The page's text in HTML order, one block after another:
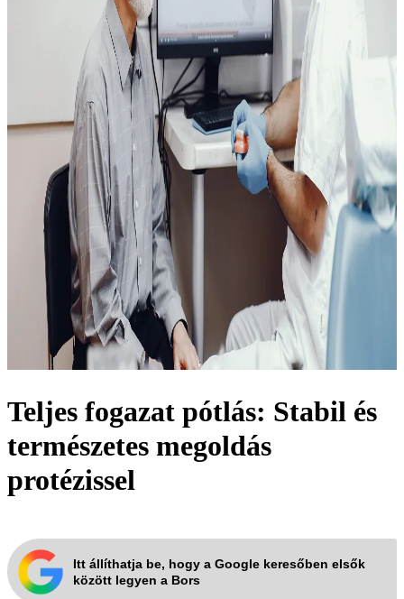
Teljes fogazat pótlás: Stabil és
természetes megoldás
protézissel
Itt állíthatja be, hogy a Google keresőben elsők
között legyen a Bors